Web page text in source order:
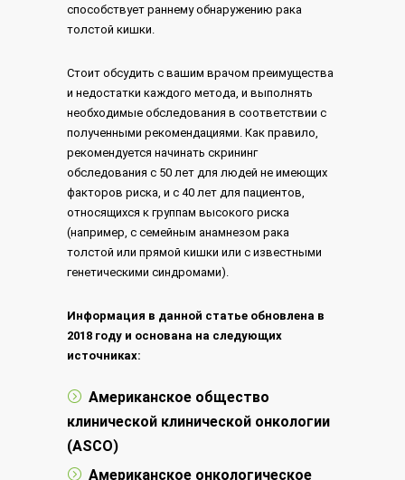
способствует раннему обнаружению рака
толстой кишки.
Стоит обсудить с вашим врачом преимущества
и недостатки каждого метода, и выполнять
необходимые обследования в соответствии с
полученными рекомендациями. Как правило,
рекомендуется начинать скрининг
обследования с 50 лет для людей не имеющих
факторов риска, и с 40 лет для пациентов,
относящихся к группам высокого риска
(например, с семейным анамнезом рака
толстой или прямой кишки или с известными
генетическими синдромами).
Информация в данной статье обновлена в
2018 году и основана на следующих
источниках:
Американское общество
клинической клинической онкологии
(ASCO)
Американское онкологическое